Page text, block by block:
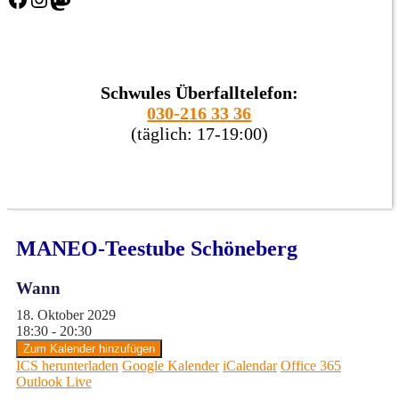
Schwules Überfalltelefon:
030-216 33 36
(täglich: 17-19:00)
MANEO-Teestube Schöneberg
Wann
18. Oktober 2029
18:30 - 20:30
Zum Kalender hinzufügen
ICS herunterladen Google Kalender iCalendar Office 365
Outlook Live